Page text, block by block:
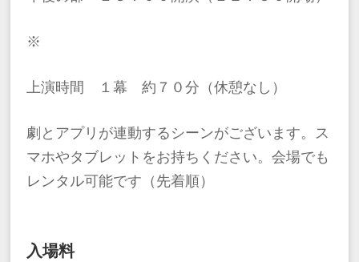
※
上演時間 １幕 約７０分（休憩なし）
劇とアプリが連動するシーンがございます。ス
マホやタブレットをお持ちください。会場でも
レンタル可能です（先着順）
入場料